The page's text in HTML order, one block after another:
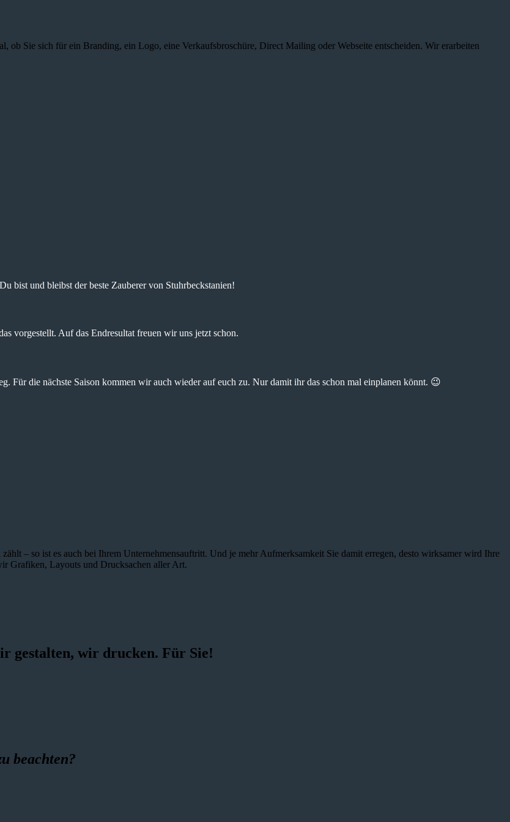
ob Sie sich für ein Branding, ein Logo, eine Verkaufsbroschüre, Direct Mailing oder Webseite entscheiden. Wir erarbeiten
bist und bleibst der beste Zauberer von Stuhrbeckstanien!
vorgestellt. Auf das Endresultat freuen wir uns jetzt schon.
Für die nächste Saison kommen wir auch wieder auf euch zu. Nur damit ihr das schon mal einplanen könnt. 😉
– so ist es auch bei Ihrem Unternehmensauftritt. Und je mehr Aufmerksamkeit Sie damit erregen, desto wirksamer wird Ihre
Grafiken, Layouts und Drucksachen aller Art.
gestalten, wir drucken. Für Sie!
beachten?